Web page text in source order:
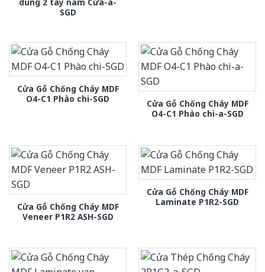
SGD
Cửa Gỗ Chống Cháy MDF
O4-C1 Phào chi-SGD
Cửa Gỗ Chống Cháy MDF
O4-C1 Phào chi-a-SGD
Cửa Gỗ Chống Cháy MDF
Veneer P1R2 ASH-SGD
Cửa Gỗ Chống Cháy MDF
Laminate P1R2-SGD